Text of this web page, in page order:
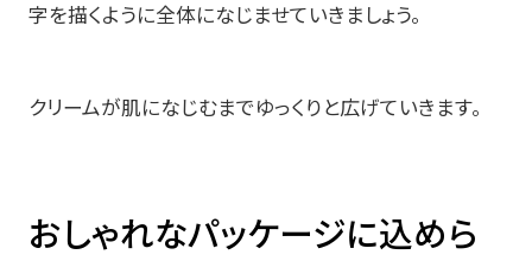
字を描くように全体になじませていきましょう。
クリームが肌になじむまでゆっくりと広げていきます。
おしゃれなパッケージに込めら